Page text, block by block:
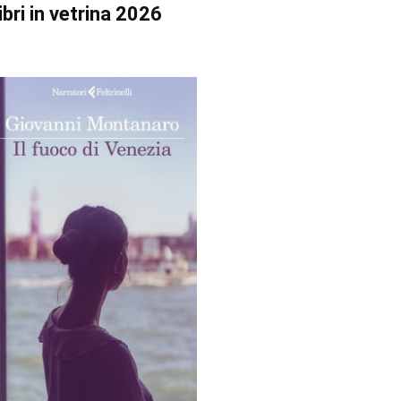
in vetrina 2026